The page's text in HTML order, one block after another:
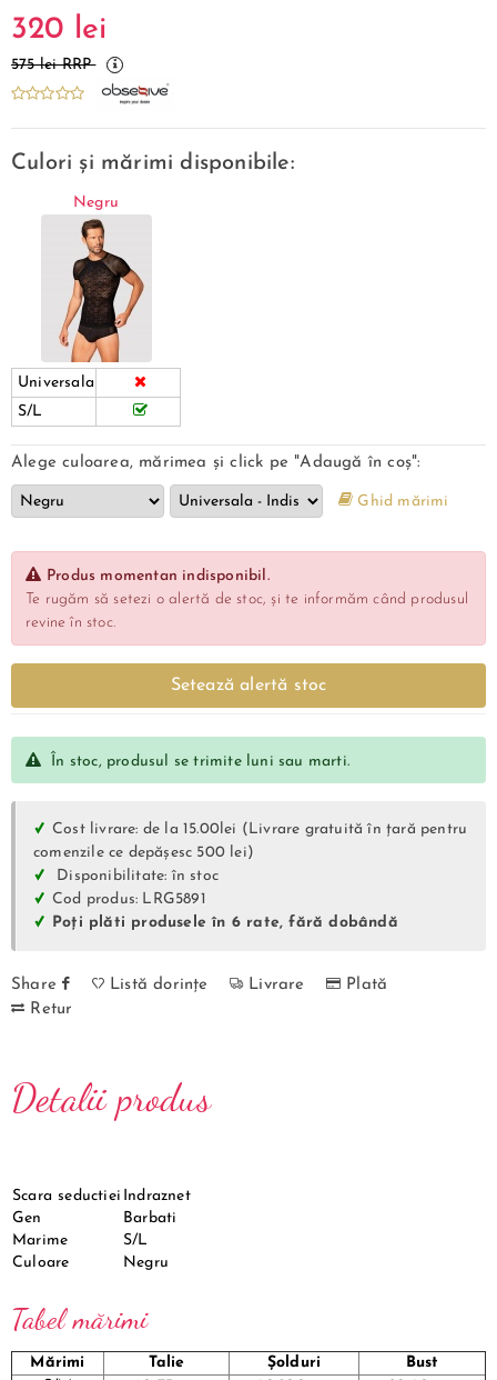
320 lei
575 lei RRP
Culori și mărimi disponibile:
Negru
Universala
S/L
Alege culoarea, mărimea și click pe "Adaugă în coș":
Ghid mărimi
Produs momentan indisponibil.
Te rugăm să setezi o alertă de stoc, și te informăm când produsul
revine în stoc.
Setează alertă stoc
În stoc, produsul se trimite luni sau marti.
Cost livrare: de la 15.00lei (Livrare gratuită în țară pentru
comenzile ce depășesc 500 lei)
Disponibilitate: în stoc
Cod produs: LRG5891
Poți plăti produsele în 6 rate, fără dobândă
Share Listă dorințe Livrare
Plată
Retur
Detalii produs
Scara seductiei Indraznet
Gen
Barbati
Marime
S/L
Culoare
Negru
Tabel mărimi
Mărimi Talie Șolduri
Bust